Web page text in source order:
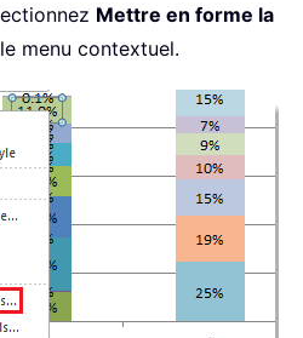
Mettre en forme la
menu contextuel.